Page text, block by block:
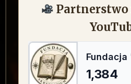
Partnerstwo